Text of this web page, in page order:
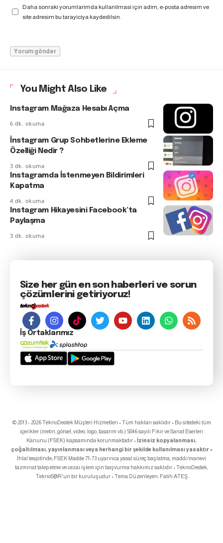
Daha sonraki yorumlarımda kullanılması için adım, e-posta adresim ve
site adresim bu tarayıcıya kaydedilsin.
You Might Also Like
Instagram Mağaza Hesabı Açma
6 dk. okuma
İnstagram Grup Sohbetlerine Ekleme
Özelliği Nedir ?
3 dk. okuma
Instagramda İstenmeyen Bildirimleri
Kapatma
4 dk. okuma
Instagram Hikayesini Facebook’ta
Paylaşma
3 dk. okuma
Size her gün en son haberleri ve sorun
çözümlerini getiriyoruz!
İş Ortaklarımız
© 2013 - 2026 TeknoDestek Müşteri Hizmetleri • Tüm hakları saklıdır • Bu sitedeki tüm
içerikler (metin, görsel, video, logo, tasarım vb.) 5846 sayılı Fikir ve Sanat Eserleri
Kanunu (FSEK) kapsamında korunmaktadır • İzinsiz kopyalanması,
çoğaltılması, yayınlanması veya herhangi bir şekilde kullanılması yasaktır •
İhlal tespitinde; FSEK Madde 71-73 uyarınca yasal süreç başlatma, maddi/manevi
tazminat talep etme ve cezai işlem için başvurma hakkımız saklıdır • TeknoDestek,
TeknoS@R'un bir kuruluşudur • Tema Düzenleyen: Fatih ATEŞ